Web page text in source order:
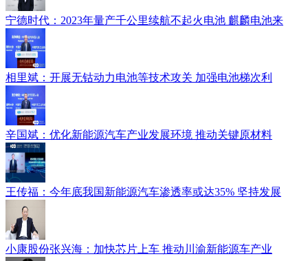
宁德时代：2023年量产千公里续航不起火电池 麒麟电池来
相里斌：开展无钴动力电池等技术攻关 加强电池梯次利
辛国斌：优化新能源汽车产业发展环境 推动关键原材料
王传福：今年底我国新能源汽车渗透率或达35% 坚持发展
小康股份张兴海：加快芯片上车 推动川渝新能源车产业